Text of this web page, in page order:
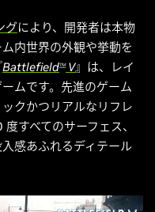
グにより、開発者は本物
内世界の外観や挙動を
BattlefieldTMV』は、レイ
ムです。先進のゲーム
クかつリアルなリフレ
すべてのサーフェス、
感あふれるディテール